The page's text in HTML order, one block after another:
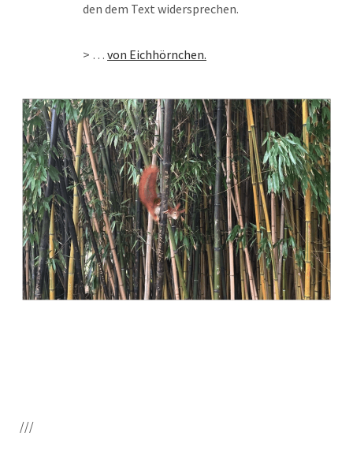
den dem Text widersprechen.
> … von Eich­hörn­chen.
///